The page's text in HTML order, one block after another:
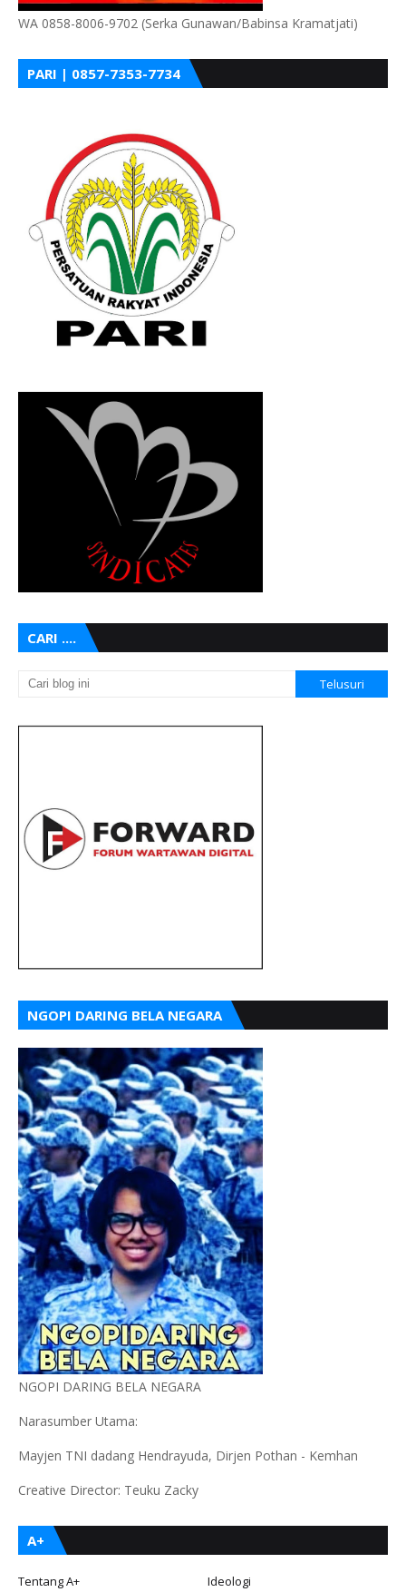
WA 0858-8006-9702 (Serka Gunawan/Babinsa Kramatjati)
PARI | 0857-7353-7734
CARI ....
NGOPI DARING BELA NEGARA
NGOPI DARING BELA NEGARA
Narasumber Utama:
Mayjen TNI dadang Hendrayuda, Dirjen Pothan - Kemhan
Creative Director: Teuku Zacky
A+
Tentang A+
Ideologi